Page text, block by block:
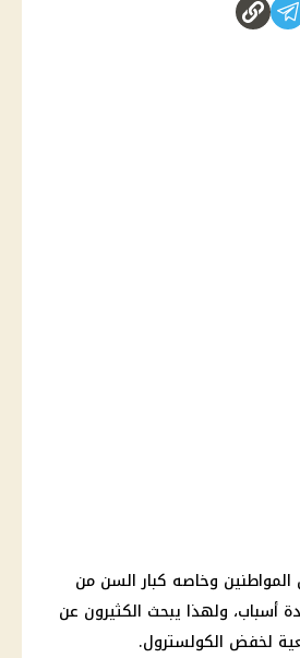
وخاصه كبار السن من
أسباب، ولهذا يبحث الكثيرون عن
لخفض الكولسترول.